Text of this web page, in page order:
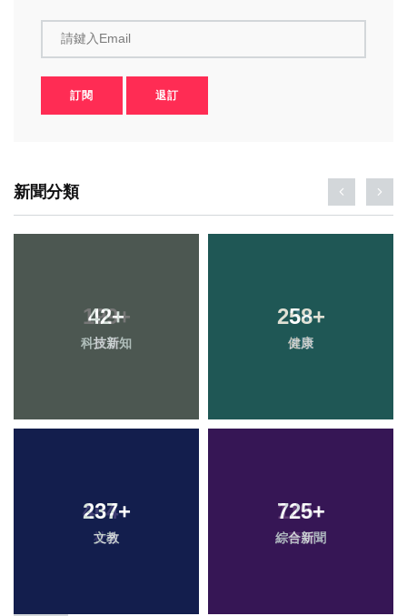
請鍵入Email
訂閱 退訂
新聞分類
42+
科技新知
258+
健康
237+
文教
725+
綜合新聞